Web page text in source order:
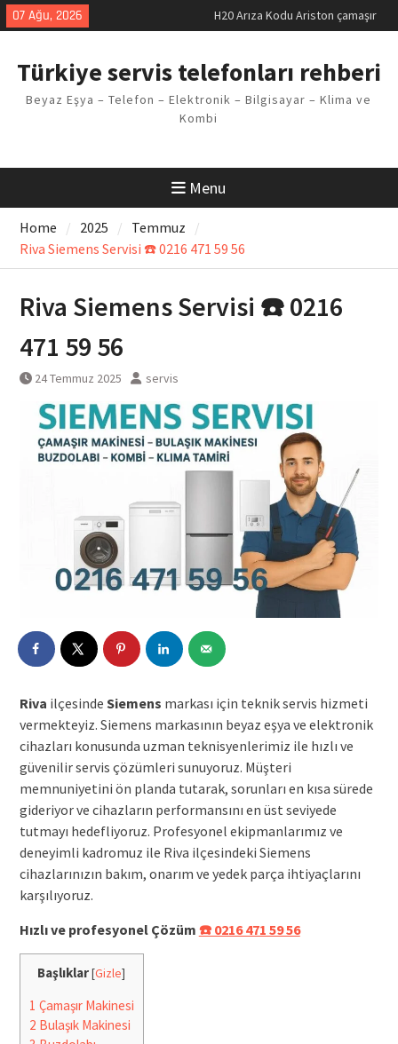
Skip
to
07 Ağu, 2026
LG kombi E2 Arızası Çözümü
Vaillant çamaşır makinesi E03
Arıza Kodu
Ferroli klima E3 Arızası Çözümü
Türkiye servis telefonları rehberi
Beyaz Eşya – Telefon – Elektronik – Bilgisayar – Klima ve
Kombi
Menu
Home 2025
Temmuz
Riva Siemens Servisi ☎️ 0216 471 59 56
Riva Siemens Servisi ☎️ 0216
471 59 56
24 Temmuz 2025 servis
Riva ilçesinde Siemens markası için teknik servis hizmeti
vermekteyiz. Siemens markasının beyaz eşya ve elektronik
cihazları konusunda uzman teknisyenlerimiz ile hızlı ve
güvenilir servis çözümleri sunuyoruz. Müşteri
memnuniyetini ön planda tutarak, sorunları en kısa sürede
gideriyor ve cihazların performansını en üst seviyede
tutmayı hedefliyoruz. Profesyonel ekipmanlarımız ve
deneyimli kadromuz ile Riva ilçesindeki Siemens
cihazlarınızın bakım, onarım ve yedek parça ihtiyaçlarını
karşılıyoruz.
Hızlı ve profesyonel Çözüm ☎️ 0216 471 59 56
Başlıklar[Gizle]
1 Çamaşır Makinesi
2 Bulaşık Makinesi